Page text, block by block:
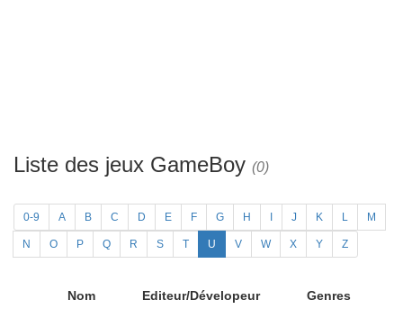
Liste des jeux GameBoy (0)
0-9 A B C D E F G H J K L M
N O P Q R S T U V W X Y Z
Nom Editeur/Dévelopeur Genres